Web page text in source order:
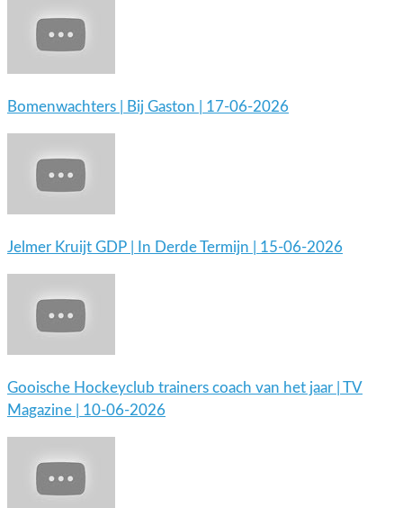
Bomenwachters | Bij Gaston | 17-06-2026
Jelmer Kruijt GDP | In Derde Termijn | 15-06-2026
Gooische Hockeyclub trainers coach van het jaar | TV
Magazine | 10-06-2026